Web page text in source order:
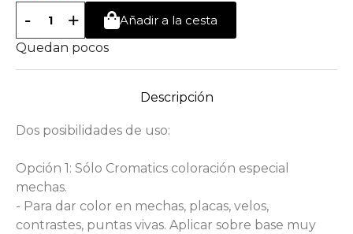
- +
Añadir a la cesta
Quedan pocos
Descripción
Dos posibilidades de uso:
Opción 1: Sólo Cromatics coloración especial
mechas.
- Para dar color en mechas, placas, velos,
contrastes, puntas vivas. Aplicar sobre base muy